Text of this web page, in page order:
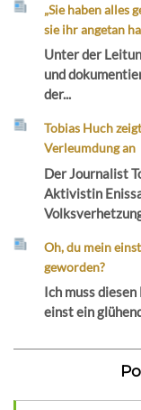
„Sie haben alles
sie ihr angetan
Unter der
und
der...
Tobias Huch
Verleumdung an
Der Journalist
Aktivistin
Oh, du mein
geworden?
Ich muss
einst ein